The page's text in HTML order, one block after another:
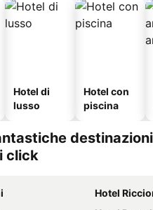
Hotel di
lusso
Hotel con
piscina
click
Hotel